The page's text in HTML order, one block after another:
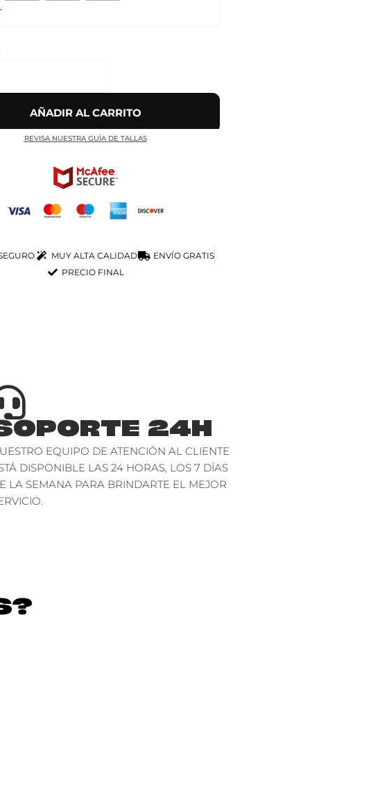
AÑADIR AL CARRITO
REVISA NUESTRA GUÍA DE TALLAS
MUY ALTA CALIDAD
ENVÍO GRATIS
PRECIO FINAL
24H
EQUIPO DE ATENCIÓN AL CLIENTE
DISPONIBLE LAS 24 HORAS, LOS 7 DÍAS
LA SEMANA PARA BRINDARTE EL MEJOR